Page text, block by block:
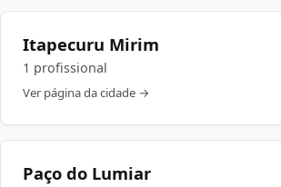
Itapecuru Mirim
1 profissional
Ver página da cidade →
Paço do Lumiar